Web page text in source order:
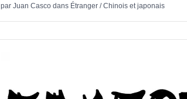
par Juan Cascodans Étranger/Chinois et japonais